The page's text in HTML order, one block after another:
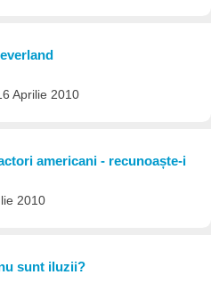
Aprilie 2010
americani - recunoaște-i
2010
sunt iluzii?